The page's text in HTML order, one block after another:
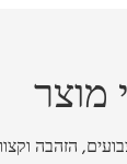
מוצר
הזהבה